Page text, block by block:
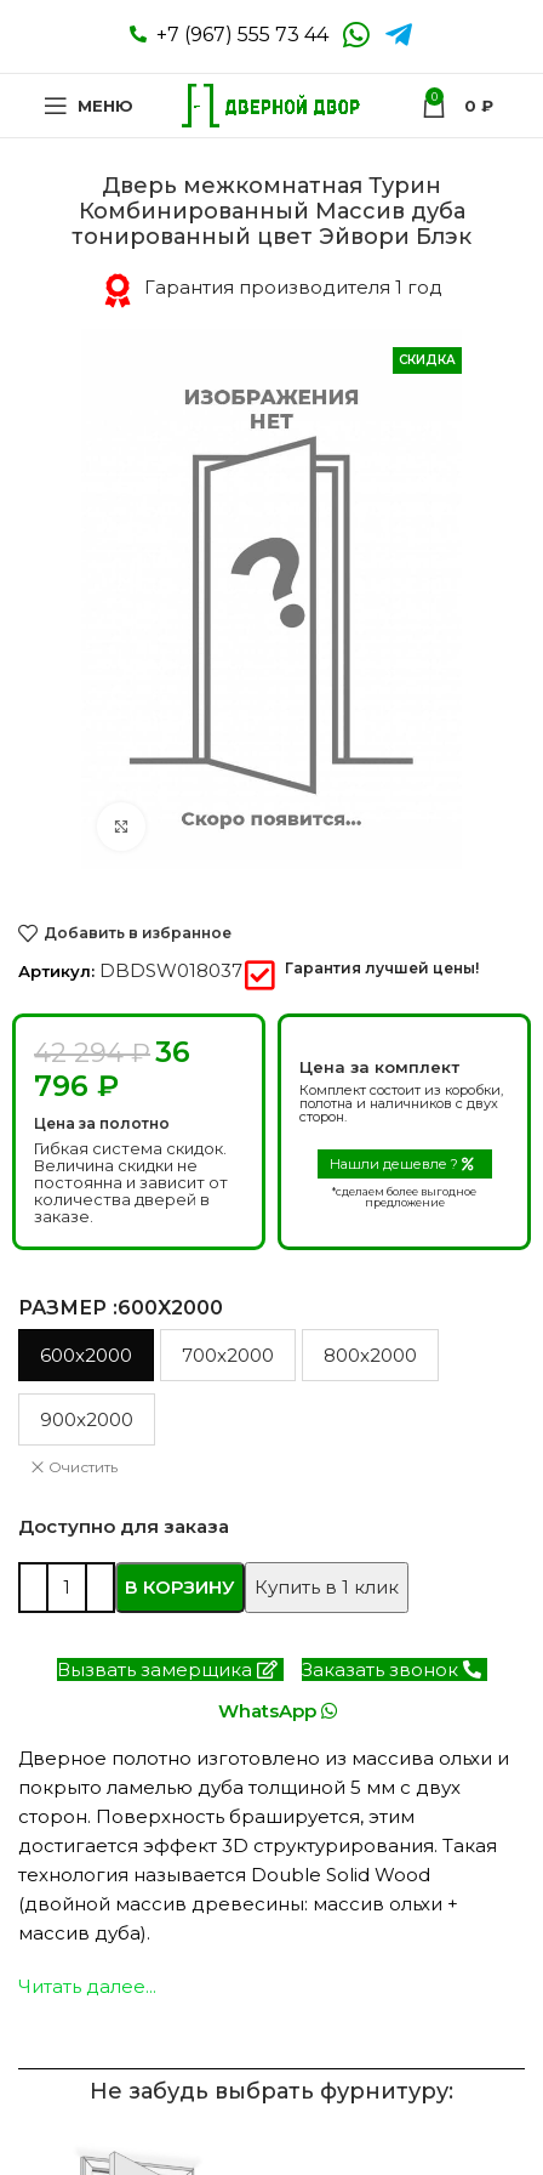
+7 (967) 555 73 44
МЕНЮ 0 0 ₽
Дверь межкомнатная Турин
Комбинированный Массив дуба
тонированный цвет Эйвори Блэк
Гарантия производителя 1 год
СКИДКА
Нажмите, чтобы увеличить
Добавить в избранное
Артикул: DBDSW018037 Гарантия лучшей цены!
42 294₽36
796 ₽
Цена за полотно
Гибкая система скидок.
Величина скидки не
постоянна и зависит от
количества дверей в
заказе.
Цена за комплект
Комплект состоит из коробки,
полотна и наличников с двух
сторон.
Нашли дешевле ?
*сделаем более выгодное
предложение
РАЗМЕР :600X2000
600x2000 700x2000 800x2000
900x2000
Очистить
Доступно для заказа
В КОРЗИНУ Купить в 1 клик
Вызвать замерщика
Заказать звонок
WhatsApp
Дверное полотно изготовлено из массива ольхи и
покрыто ламелью дуба толщиной 5 мм с двух
сторон. Поверхность брашируется, этим
достигается эффект 3D структурирования. Такая
технология называется Double Solid Wood
(двойной массив древесины: массив ольхи +
массив дуба).
Читать далее...
Не забудь выбрать фурнитуру: